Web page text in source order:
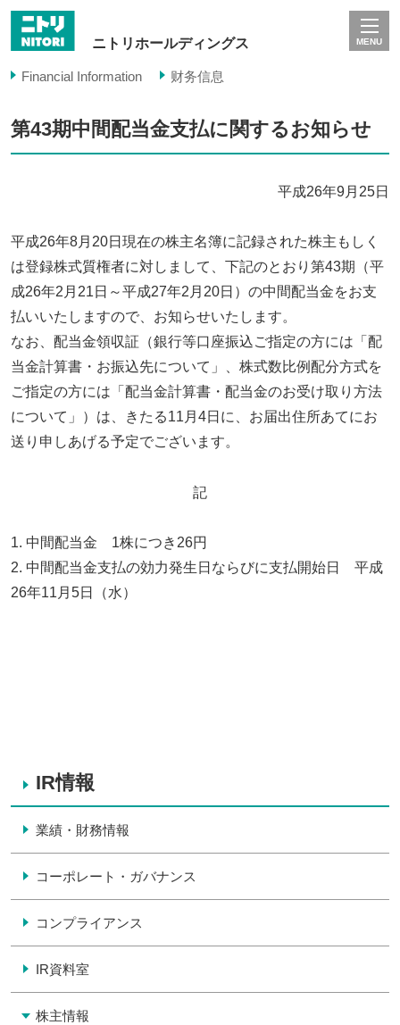
ニトリホールディングス MENU
Financial Information 财务信息
第43期中間配当金支払に関するお知らせ
平成26年9月25日
平成26年8月20日現在の株主名簿に記録された株主もしく
は登録株式質権者に対しまして、下記のとおり第43期（平
成26年2月21日～平成27年2月20日）の中間配当金をお支
払いいたしますので、お知らせいたします。
なお、配当金領収証（銀行等口座振込ご指定の方には「配
当金計算書・お振込先について」、株式数比例配分方式を
ご指定の方には「配当金計算書・配当金のお受け取り方法
について」）は、きたる11月4日に、お届出住所あてにお
送り申しあげる予定でございます。
記
1. 中間配当金 1株につき26円
2. 中間配当金支払の効力発生日ならびに支払開始日 平成
26年11月5日（水）
IR情報
業績・財務情報
コーポレート・ガバナンス
コンプライアンス
IR資料室
株主情報